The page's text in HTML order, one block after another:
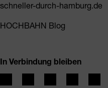
schneller-durch-hamburg.de
HOCHBAHN Blog
In Verbindung bleiben